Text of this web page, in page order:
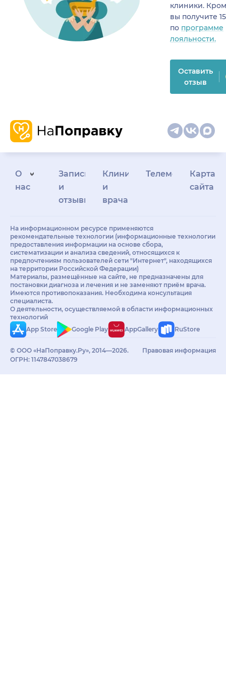
клиники.
вы получите
по программе
лояльности.
Оставить
отзыв
О
нас
Запись
и
отзывы
Клиникам
и
врачам
Телемедицина
Карта
сайта
На информационном ресурсе применяются
рекомендательные технологии (информационные технологии
предоставления информации на основе сбора,
систематизации и анализа сведений, относящихся к
предпочтениям пользователей сети "Интернет", находящихся
на территории Российской Федерации)
Материалы, размещённые на сайте, не предназначены для
постановки диагноза и лечения и не заменяют приём врача.
Имеются противопоказания. Необходима консультация
специалиста.
О деятельности, осуществляемой в области информационных
технологий
App Store
Google Play AppGallery RuStore
© ООО «НаПоправку.Ру», 2014—2026.
ОГРН: 1147847038679
Правовая информация